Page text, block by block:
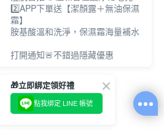
2️⃣APP下單送【潔顏露＋無油保濕
霜】
胺基酸溫和洗淨，保濕霜海量補水
打開通知🚨不錯過隱藏優惠
🎁立即綁定領好禮
點我綁定 LINE 帳號